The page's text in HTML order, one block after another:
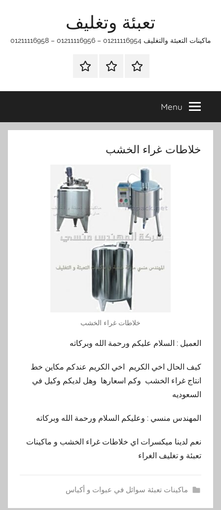
تعبئة وتغليف
ماكينات التعبئة والتغليف 01211116954 – 01211116956 – 01211116958
الرئيسيةماكينات
وتغليف
اتـصـل
في
التي
Menu
خلاطات غراء الخشب
خلاطات غراء الخشب
العميل : السلام عليكم ورحمة الله وبركاته
كيف الحال اخي الكريم اخي الكريم عندكم مكاين خط
انتاج غراء الخشب وكم اسعارها وهل لديكم وكيل في
السعوديه
المهندس منسي : وعليكم السلام ورحمة الله وبركاته
نعم لدينا ميكسرات اي خلاطات غراء الخشب و ماكينات
تعبئة و تغليف الغراء
ماكينات تعبئة سوائل في عبوات و أكياس